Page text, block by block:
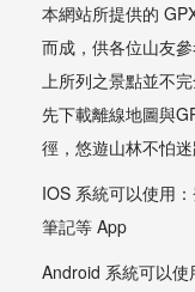
本網站所提供的
而成，供各位山友
上所列之景點並不
先下載離線地圖與
徑，悠遊山林不怕
IOS 系統可以使用
筆記等 App
Android 系統可以